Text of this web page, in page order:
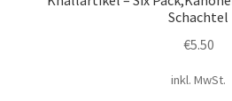
Schachtel
€5.50
inkl. MwSt.